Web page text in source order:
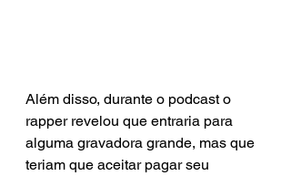
Além disso, durante o podcast o
rapper revelou que entraria para
alguma gravadora grande, mas que
teriam que aceitar pagar seu